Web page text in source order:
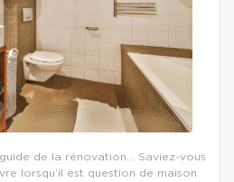
de la rénovation… Saviez-vous
lorsqu’il est question de maison